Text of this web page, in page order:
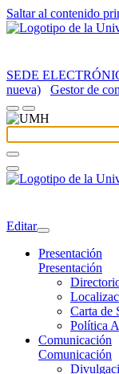
Saltar al contenido
SEDE
nueva)
Gestor de
Editar
Presentación
Presentación
Carta de
Política
Comunicación
Comunicación